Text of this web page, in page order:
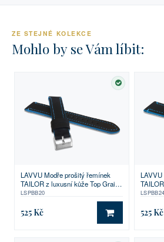
ZE STEJNÉ KOLEKCE
Mohlo by se Vám líbit:
SKLADEM
LAVVU Modře prošitý řemínek
TAILOR z luxusní kůže Top Grain -
20
LSPBB20
525 Kč DO KOŠÍKU
24
LSPBB24
525 Kč